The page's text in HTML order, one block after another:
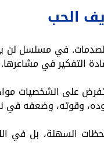
الحب
في مسلسل لن
التفكير في مشاعرها.
على الشخصيات
وقوته، وضعفه
السهلة، بل في